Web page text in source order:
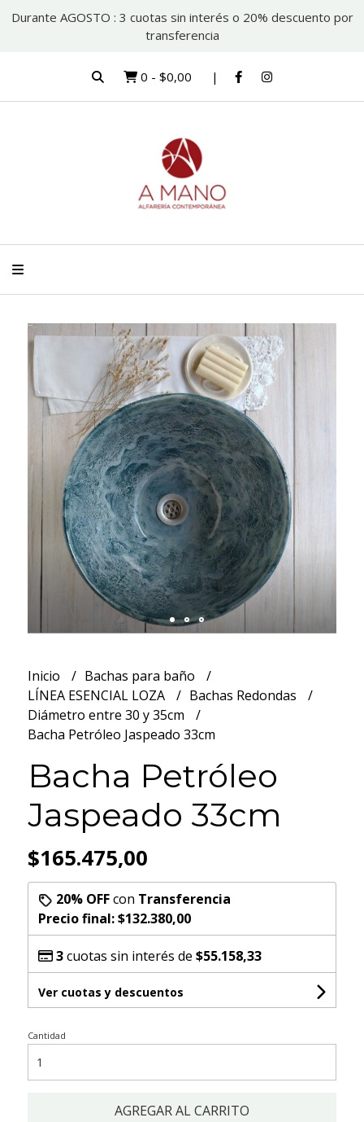
Durante AGOSTO : 3 cuotas sin interés o 20% descuento por
transferencia
0 - $0,00
Inicio
Bachas para baño
LÍNEA ESENCIAL LOZA
Bachas Redondas
Diámetro entre 30 y 35cm
Bacha Petróleo Jaspeado 33cm
Bacha Petróleo
Jaspeado 33cm
$165.475,00
20% OFFcon Transferencia
Precio final:$132.380,00
3cuotas sin interés de $55.158,33
Ver cuotas y descuentos
Cantidad
AGREGAR AL CARRITO